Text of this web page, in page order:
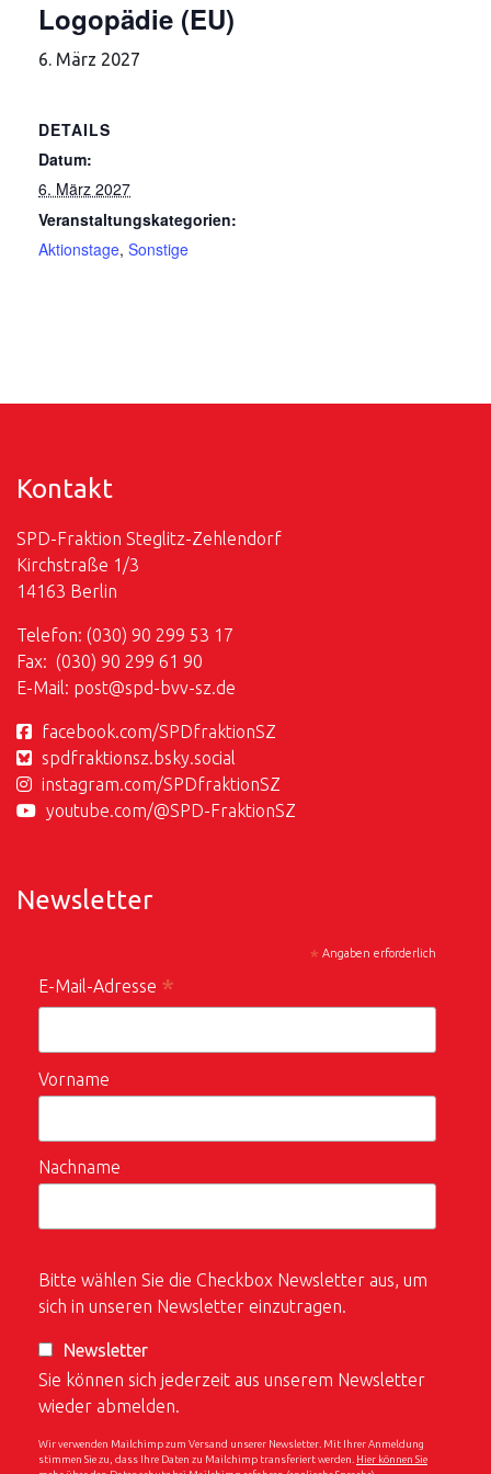
Logopädie (EU)
6. März 2027
DETAILS
Datum:
6. März 2027
Veranstaltungskategorien:
Aktionstage, Sonstige
Kontakt
SPD-Fraktion Steglitz-Zehlendorf
Kirchstraße 1/3
14163 Berlin
Telefon: (030) 90 299 53 17
Fax: (030) 90 299 61 90
E-Mail: post@spd-bvv-sz.de
facebook.com/SPDfraktionSZ
spdfraktionsz.bsky.social
instagram.com/SPDfraktionSZ
youtube.com/@SPD-FraktionSZ
Newsletter
* Angaben erforderlich
E-Mail-Adresse *
Vorname
Nachname
Bitte wählen Sie die Checkbox Newsletter aus, um
sich in unseren Newsletter einzutragen.
Newsletter
Sie können sich jederzeit aus unserem Newsletter
wieder abmelden.
Wir verwenden Mailchimp zum Versand unserer Newsletter. Mit Ihrer Anmeldung
stimmen Sie zu, dass Ihre Daten zu Mailchimp transferiert werden. Hier können Sie